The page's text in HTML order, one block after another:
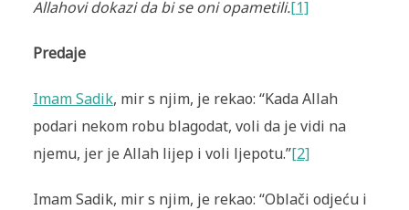
Allahovi dokazi da bi se oni opametili.[1]
Predaje
Imam Sadik, mir s njim, je rekao: “Kada Allah
podari nekom robu blagodat, voli da je vidi na
njemu, jer je Allah lijep i voli ljepotu.”[2]
Imam Sadik, mir s njim, je rekao: “Oblači odjeću i